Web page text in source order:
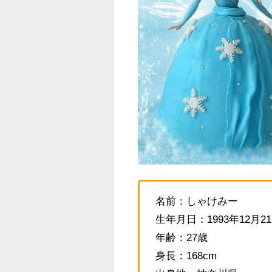
名前：しゃけみー
生年月日：1993年12月
年齢：27歳
身長：168cm